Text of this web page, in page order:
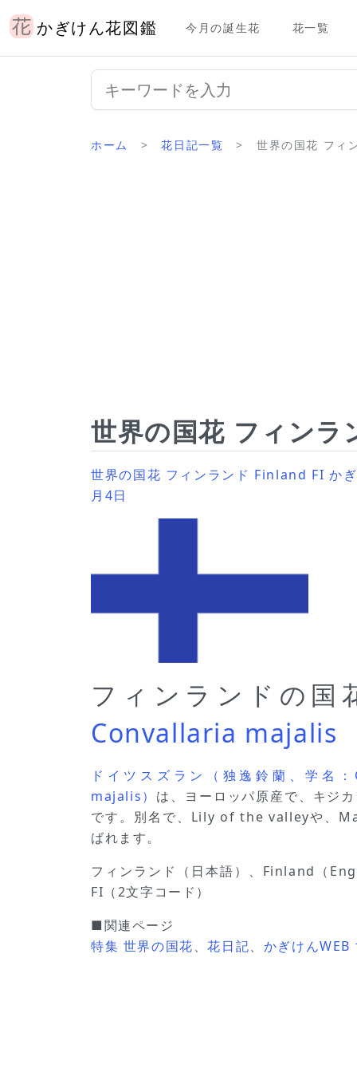
かぎけん花図鑑 今月の誕生花 花一覧
ホーム 花日記一覧 世界の国花 フィ
世界の国花 フィン
世界の国花 フィンランド Finland FI か
月4日
フィンランドの国
Convallaria majalis
ドイツスズラン（独逸鈴蘭、学名
majalis） は、ヨーロッパ原産で、キジ
です。別名で、Lily of the valleyや、
ばれます。
フィンランド（日本語）、Finland（
FI（2文字コード）
■関連ページ
特集 世界の国花、花日記、 かぎけんWEB